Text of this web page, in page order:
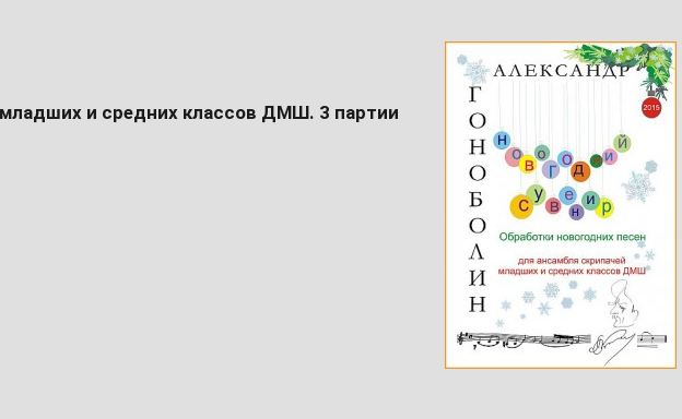
и средних классов ДМШ. 3 партии